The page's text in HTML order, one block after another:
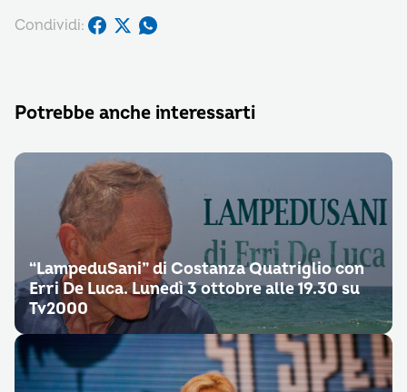
Condividi:
Potrebbe anche interessarti
“LampeduSani” di Costanza Quatriglio con
Erri De Luca. Lunedì 3 ottobre alle 19.30 su
Tv2000